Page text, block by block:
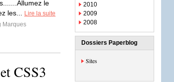
le
les...
Lire la suite
Marques
CSS3
2010
2009
2008
Dossiers Paperblog
Sites